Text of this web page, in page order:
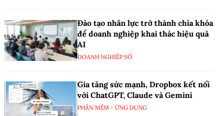
Kaspersky đưa ra hồi chuông cảnh
báo mới
NVIDIA DRIVE tích hợp Lidar thích
ứng góc rộng 120 độ dành cho xe tự
lái